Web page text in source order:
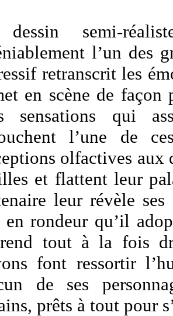
semi-
l’un des
retranscrit les
en scène de
sensations qui
l’une de
olfactives
et flattent leur
leur révèle
rondeur qu’il
tout à la fois
font ressortir
de ses
prêts à tout pour